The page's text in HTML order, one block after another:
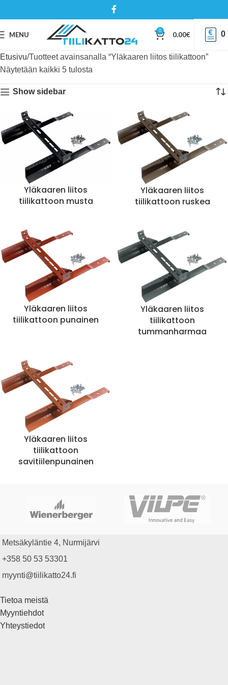
MENU 0 0.00€ 0
Etusivu Tuotteet avainsanalla “Yläkaaren liitos tiilikattoon”
Näytetään kaikki 5 tulosta
Show sidebar
Yläkaaren liitos
tiilikattoon musta
Yläkaaren liitos
tiilikattoon ruskea
Yläkaaren liitos
tiilikattoon punainen
Yläkaaren liitos
tiilikattoon
tummanharmaa
Yläkaaren liitos
tiilikattoon
savitiilenpunainen
Metsäkyläntie 4, Nurmijärvi
+358 50 53 53301
myynti@tiilikatto24.fi
Tietoa meistä
Myyntiehdot
Yhteystiedot